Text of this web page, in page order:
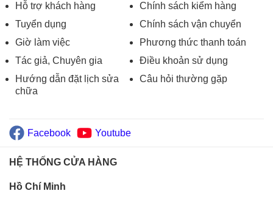
Hỗ trợ khách hàng
Tuyển dụng
Giờ làm việc
Tác giả, Chuyên gia
Hướng dẫn đặt lịch sửa
chữa
Chính sách kiểm hàng
Chính sách vận chuyển
Phương thức thanh toán
Điều khoản sử dụng
Câu hỏi thường gặp
Facebook Youtube
HỆ THỐNG CỬA HÀNG
Hồ Chí Minh